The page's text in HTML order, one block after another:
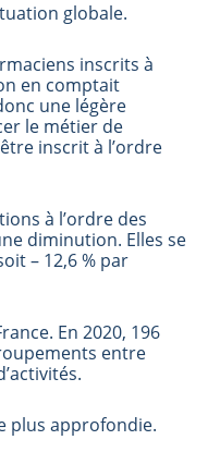
globale.
inscrits à
en comptait
une légère
le métier de
inscrit à l’ordre
à l’ordre des
diminution. Elles se
– 12,6 % par
En 2020, 196
entre
plus approfondie.